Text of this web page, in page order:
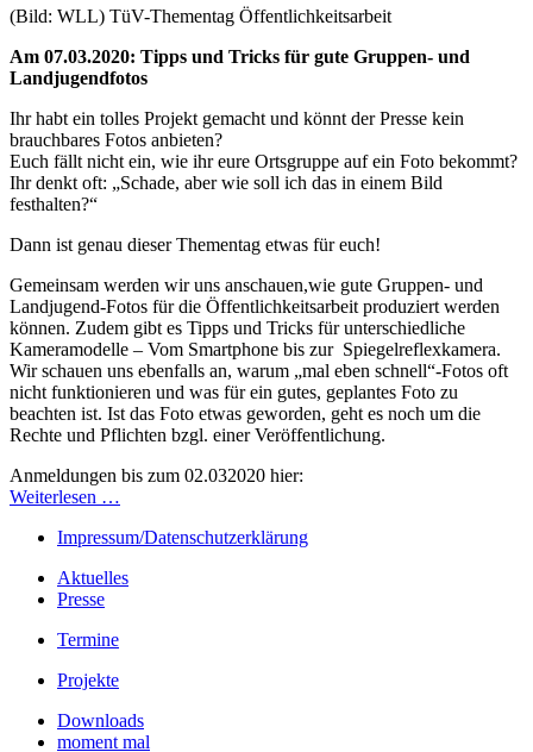
(Bild: WLL) TüV-Thementag Öffentlichkeitsarbeit
Am 07.03.2020: Tipps und Tricks für gute Gruppen- und
Landjugendfotos
Ihr habt ein tolles Projekt gemacht und könnt der Presse kein
brauchbares Fotos anbieten?
Euch fällt nicht ein, wie ihr eure Ortsgruppe auf ein Foto bekommt?
Ihr denkt oft: „Schade, aber wie soll ich das in einem Bild
festhalten?“
Dann ist genau dieser Thementag etwas für euch!
Gemeinsam werden wir uns anschauen,wie gute Gruppen- und
Landjugend-Fotos für die Öffentlichkeitsarbeit produziert werden
können. Zudem gibt es Tipps und Tricks für unterschiedliche
Kameramodelle – Vom Smartphone bis zur Spiegelreflexkamera.
Wir schauen uns ebenfalls an, warum „mal eben schnell“-Fotos oft
nicht funktionieren und was für ein gutes, geplantes Foto zu
beachten ist. Ist das Foto etwas geworden, geht es noch um die
Rechte und Pflichten bzgl. einer Veröffentlichung.
Anmeldungen bis zum 02.032020 hier:
Weiterlesen …
Impressum/Datenschutzerklärung
Aktuelles
Presse
Termine
Projekte
Downloads
moment mal